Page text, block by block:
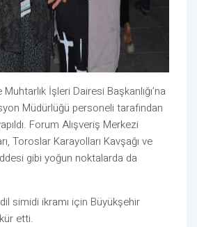
İşleri Dairesi Başkanlığı’na
Müdürlüğü personeli tarafından
Forum Alışveriş Merkezi
Toroslar Karayolları Kavşağı ve
gibi yoğun noktalarda da
simidi ikramı için Büyükşehir
etti.